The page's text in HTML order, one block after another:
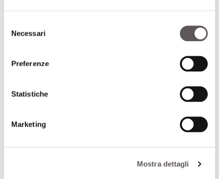
delNecessari
Preferenze
Statistiche
Marketing
Mostra dettagli